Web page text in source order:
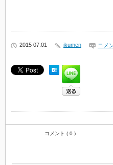
2015 07.01 ikumen コメ
コメント ( 0 )